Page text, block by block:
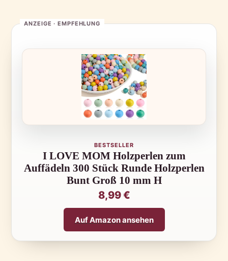
BESTSELLER
I LOVE MOM Holzperlen zum
Auffädeln 300 Stück Runde Holzperlen
Bunt Groß 10 mm H
8,99 €
Auf Amazon ansehen